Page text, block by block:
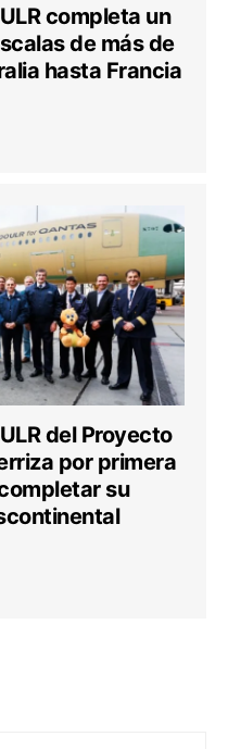
completa un
de más de
hasta Francia
del Proyecto
por primera
su